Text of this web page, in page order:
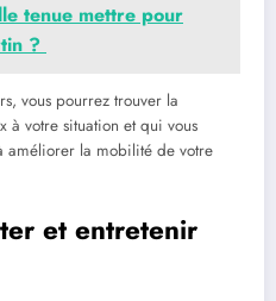
tenue mettre pour
?
vous pourrez trouver la
à votre situation et qui vous
améliorer la mobilité de votre
et entretenir